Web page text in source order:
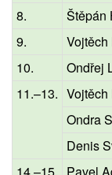
8.
Štěpán
9.
10.
Ondřej
11.–13.
Ondra
Denis